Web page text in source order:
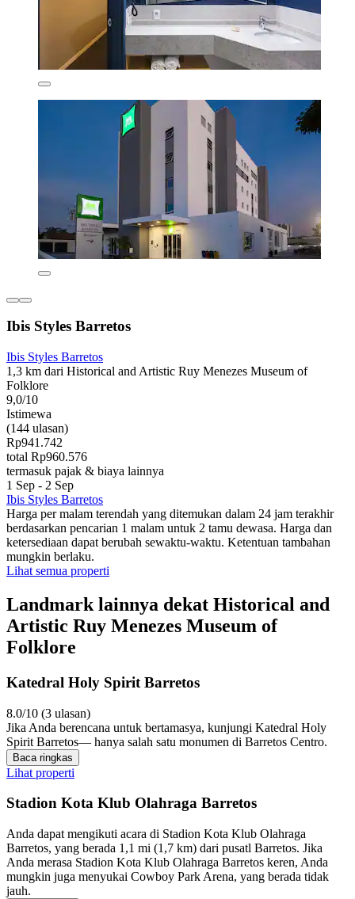
Ibis Styles Barretos
Ibis Styles Barretos
1,3 km dari Historical and Artistic Ruy Menezes Museum of
Folklore
9,0/10
Istimewa
(144 ulasan)
Rp941.742
total Rp960.576
termasuk pajak & biaya lainnya
1 Sep - 2 Sep
Ibis Styles Barretos
Harga per malam terendah yang ditemukan dalam 24 jam terakhir
berdasarkan pencarian 1 malam untuk 2 tamu dewasa. Harga dan
ketersediaan dapat berubah sewaktu-waktu. Ketentuan tambahan
mungkin berlaku.
Lihat semua properti
Landmark lainnya dekat Historical and
Artistic Ruy Menezes Museum of
Folklore
Katedral Holy Spirit Barretos
8.0/10 (3 ulasan)
Jika Anda berencana untuk bertamasya, kunjungi Katedral Holy
Spirit Barretos— hanya salah satu monumen di Barretos Centro.
Baca ringkas
Lihat properti
Stadion Kota Klub Olahraga Barretos
Anda dapat mengikuti acara di Stadion Kota Klub Olahraga
Barretos, yang berada 1,1 mi (1,7 km) dari pusatl Barretos. Jika
Anda merasa Stadion Kota Klub Olahraga Barretos keren, Anda
mungkin juga menyukai Cowboy Park Arena, yang berada tidak
jauh.